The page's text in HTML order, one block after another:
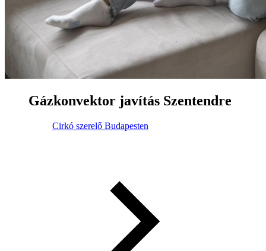
Gázkonvektor javítás Szentendre
Cirkó szerelő Budapesten